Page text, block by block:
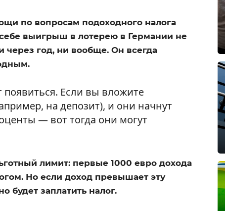
по вопросам подоходного налога
себе выигрыш в лотерею в Германии не
через год, ни вообще. Он всегда
появиться. Если вы вложите
на депозит), и они начнут
— вот тогда они могут
лимит: первые 1000 евро дохода
Но если доход превышает эту
будет заплатить налог.